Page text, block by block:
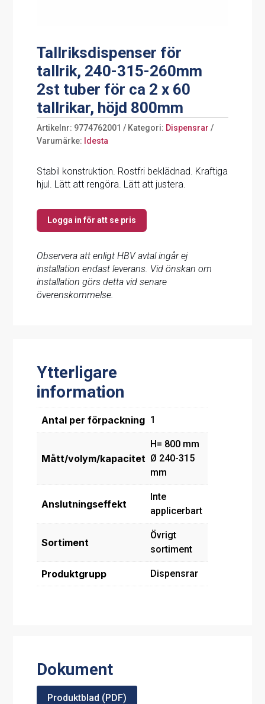
Tallriksdispenser för
tallrik, 240-315-260mm
2st tuber för ca 2 x 60
tallrikar, höjd 800mm
Artikelnr: 9774762001 Kategori: Dispensrar
Varumärke: Idesta
Stabil konstruktion. Rostfri beklädnad. Kraftiga
hjul. Lätt att rengöra. Lätt att justera.
Logga in för att se pris
Observera att enligt HBV avtal ingår ej
installation endast leverans. Vid önskan om
installation görs detta vid senare
överenskommelse.
Ytterligare
information
Antal per förpackning 1
Mått/volym/kapacitet
H= 800 mm
Ø 240-315
mm
Anslutningseffekt
Inte
applicerbart
Sortiment
Övrigt
sortiment
Produktgrupp Dispensrar
Dokument
Produktblad (PDF)